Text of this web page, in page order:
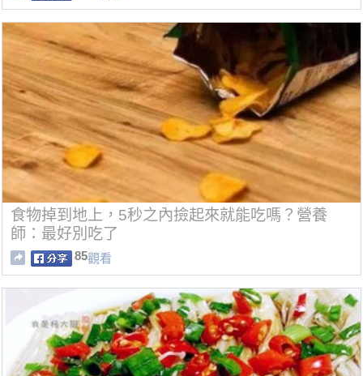
食物掉到地上，5秒之內撿起來就能吃嗎？營養
師：最好別吃了
85觀看